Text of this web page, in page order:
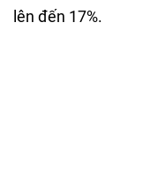
lên đến 17%.